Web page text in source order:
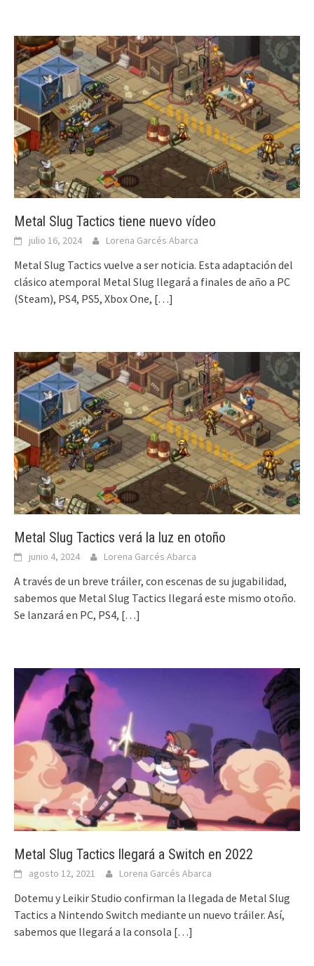
Metal Slug Tactics tiene nuevo vídeo
julio 16, 2024 Lorena Garcés Abarca
Metal Slug Tactics vuelve a ser noticia. Esta adaptación del
clásico atemporal Metal Slug llegará a finales de año a PC
(Steam), PS4, PS5, Xbox One, […]
Metal Slug Tactics verá la luz en otoño
junio 4, 2024 Lorena Garcés Abarca
A través de un breve tráiler, con escenas de su jugabilidad,
sabemos que Metal Slug Tactics llegará este mismo otoño.
Se lanzará en PC, PS4, […]
Metal Slug Tactics llegará a Switch en 2022
agosto 12, 2021 Lorena Garcés Abarca
Dotemu y Leikir Studio confirman la llegada de Metal Slug
Tactics a Nintendo Switch mediante un nuevo tráiler. Así,
sabemos que llegará a la consola […]